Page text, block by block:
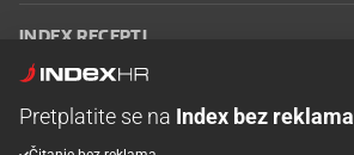
INDEX RECEPTI
Pretplatite se na Index bez reklama